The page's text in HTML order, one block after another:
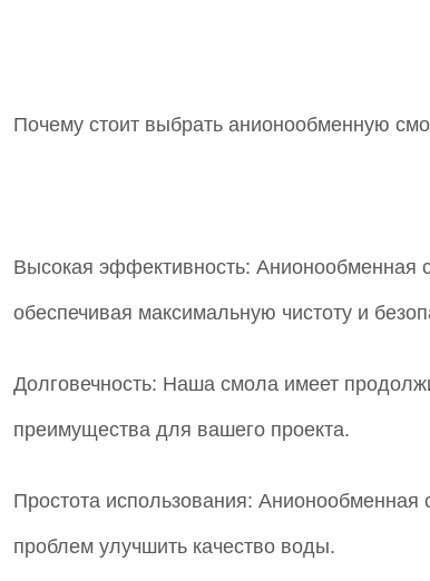
Почему стоит выбрать анионообменную
Высокая эффективность: Анионообменная
обеспечивая максимальную чистоту и
Долговечность: Наша смола имеет
преимущества для вашего проекта.
Простота использования: Анионообменная
проблем улучшить качество воды.